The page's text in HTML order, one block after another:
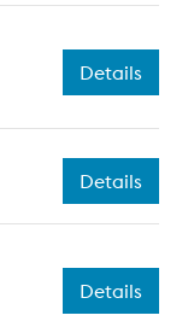
Details
Details
Details